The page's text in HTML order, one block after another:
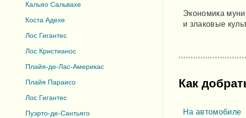
Экономика
и злаковые
Как
На автомобиле
Кальяо Сальвахе
Коста Адехе
Лос Гигантес
Лос Кристианос
Плайя-де-Лас-Америкас
Плайя Параисо
Лос Гигантес
Пуэрто-де-Сантьяго